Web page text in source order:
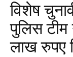
विशेष
पुलिस
लाख रुपए